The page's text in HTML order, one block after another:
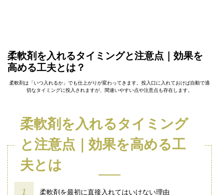
柔軟剤を入れるタイミングと注意点｜効果を
高める工夫とは？
柔軟剤は「いつ入れるか」でも仕上がりが変わってきます。投入口に入れておけば自動で適
切なタイミングに投入されますが、間違いやすい点や注意点も存在します。
柔軟剤を入れるタイミング
と注意点｜効果を高める工
夫とは
柔軟剤を最初に直接入れてはいけない理由